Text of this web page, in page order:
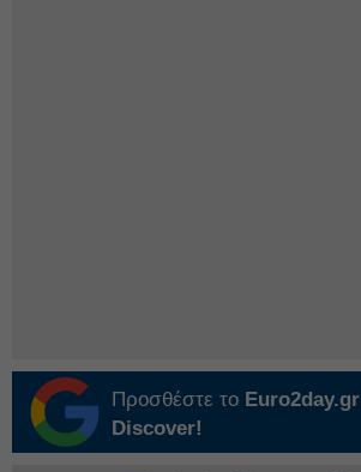
Προσθέστε το Euro2day.gr
Discover!